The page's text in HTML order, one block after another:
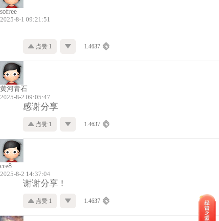
sofree
2025-8-1 09:21:51
点赞 1 1.4637
黄河青石
2025-8-2 09:05:47
感谢分享
点赞 1 1.4637
cre8
2025-8-2 14:37:04
谢谢分享 !
点赞 1 1.4637